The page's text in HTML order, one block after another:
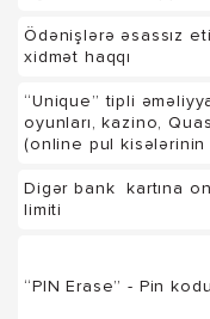
Ödənişlərə əsassız
xidmət haqqı
“Unique” tipli
oyunları, kazino,
(online pul kisələrinin
Digər bank kartına
limiti
“PIN Erase” - Pin